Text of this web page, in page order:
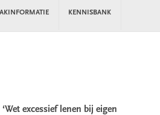
KENNISBANK
excessief lenen bij eigen